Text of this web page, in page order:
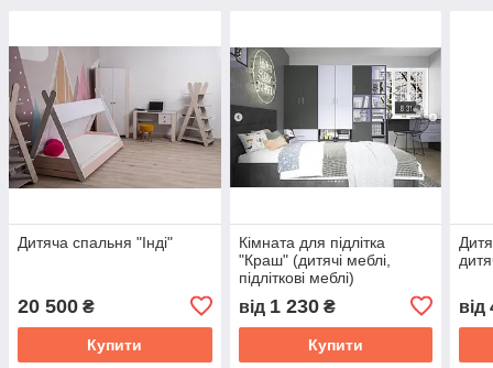
Дитяча спальня "Інді"
20 500 ₴
Купити
Кімната для підлітка
"Краш" (дитячі меблі,
підліткові меблі)
від 1 230₴
Купити
від